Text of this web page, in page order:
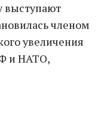
выступают
членом
увеличения
и НАТО,